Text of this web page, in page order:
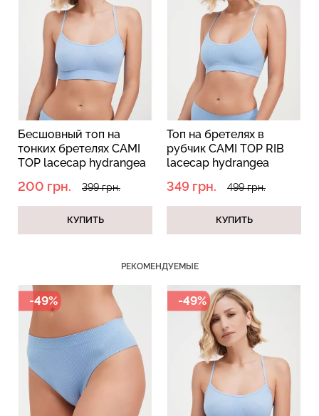
Бесшовный топ на
тонких бретелях CAMI
TOP lacecap hydrangea
200 грн. 399 грн.
КУПИТЬ
Топ на бретелях в
рубчик CAMI TOP RIB
lacecap hydrangea
349 грн. 499 грн.
КУПИТЬ
РЕКОМЕНДУЕМЫЕ
-49% -49%
Бесшовный топ с легкой
коррекцией BRA
SHAPEWEAR nude
(бежевый) Giulia
489 грн. 699 грн.
Велосипедки с пуш-ап
эффектом бесшовные
TRACKS SHAPE black
(черный) Giulia
454 грн.649 грн.